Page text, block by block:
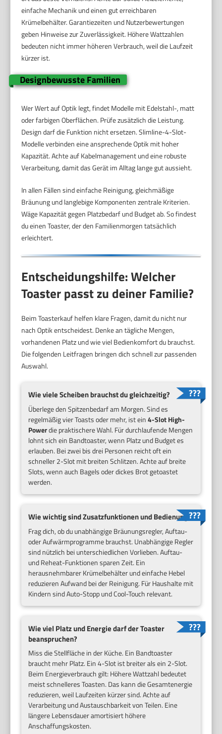
einfache Mechanik und einen gut erreichbaren
Krümelbehälter. Garantiezeiten und Nutzerbewertungen
geben Hinweise zur Zuverlässigkeit. Höhere Wattzahlen
bedeuten nicht immer höheren Verbrauch, weil die Laufzeit
kürzer ist.
Designbewusste Familien
Wer Wert auf Optik legt, findet Modelle mit Edelstahl-, matt
oder farbigen Oberflächen. Prüfe zusätzlich die Leistung.
Design darf die Funktion nicht ersetzen. Slimline-4-Slot-
Modelle verbinden eine ansprechende Optik mit hoher
Kapazität. Achte auf Kabelmanagement und eine robuste
Verarbeitung, damit das Gerät im Alltag lange gut aussieht.
In allen Fällen sind einfache Reinigung, gleichmäßige
Bräunung und langlebige Komponenten zentrale Kriterien.
Wäge Kapazität gegen Platzbedarf und Budget ab. So findest
du einen Toaster, der den Familienmorgen tatsächlich
erleichtert.
Entscheidungshilfe: Welcher
Toaster passt zu deiner Familie?
Beim Toasterkauf helfen klare Fragen, damit du nicht nur
nach Optik entscheidest. Denke an tägliche Mengen,
vorhandenen Platz und wie viel Bedienkomfort du brauchst.
Die folgenden Leitfragen bringen dich schnell zur passenden
Auswahl.
Wie viele Scheiben brauchst du gleichzeitig?
Überlege den Spitzenbedarf am Morgen. Sind es
regelmäßig vier Toasts oder mehr, ist ein4-Slot High-
Powerdie praktischere Wahl. Für durchlaufende Mengen
lohnt sich ein Bandtoaster, wenn Platz und Budget es
erlauben. Bei zwei bis drei Personen reicht oft ein
schneller 2-Slot mit breiten Schlitzen. Achte auf breite
Slots, wenn auch Bagels oder dickes Brot getoastet
werden.
Wie wichtig sind Zusatzfunktionen und Bedienung?
Frag dich, ob du unabhängige Bräunungsregler, Auftau-
oder Aufwärmprogramme brauchst. Unabhängige Regler
sind nützlich bei unterschiedlichen Vorlieben. Auftau-
und Reheat-Funktionen sparen Zeit. Ein
herausnehmbarer Krümelbehälter und einfache Hebel
reduzieren Aufwand bei der Reinigung. Für Haushalte mit
Kindern sind Auto-Stopp und Cool-Touch relevant.
Wie viel Platz und Energie darf der Toaster
beanspruchen?
Miss die Stellfläche in der Küche. Ein Bandtoaster
braucht mehr Platz. Ein 4-Slot ist breiter als ein 2-Slot.
Beim Energieverbrauch gilt: Höhere Wattzahl bedeutet
meist schnelleres Toasten. Das kann die Gesamtenergie
reduzieren, weil Laufzeiten kürzer sind. Achte auf
Verarbeitung und Austauschbarkeit von Teilen. Eine
längere Lebensdauer amortisiert höhere
Anschaffungskosten.